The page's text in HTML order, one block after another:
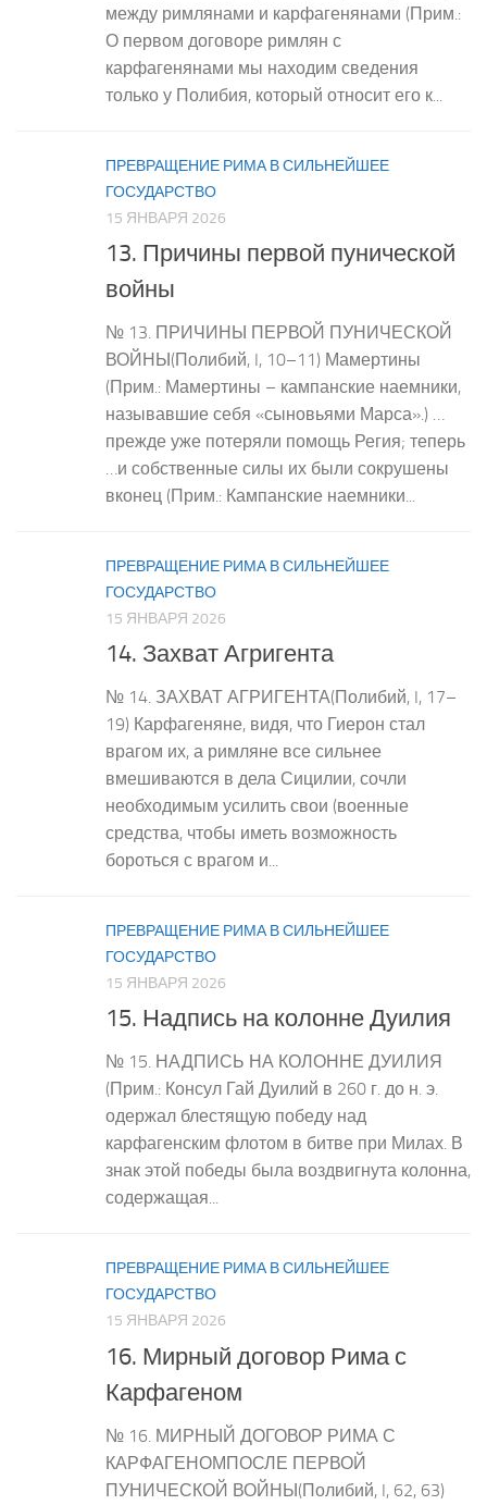
между римлянами и карфагенянами (Прим.:
О первом договоре римлян с
карфагенянами мы находим сведения
только у Полибия, который относит его к...
ПРЕВРАЩЕНИЕ РИМА В СИЛЬНЕЙШЕЕ
ГОСУДАРСТВО
15 ЯНВАРЯ 2026
13. Причины первой пунической
войны
№ 13. ПРИЧИНЫ ПЕРВОЙ ПУНИЧЕСКОЙ
ВОЙНЫ(Полибий, I, 10–11) Мамертины
(Прим.: Мамертины – кампанские наемники,
называвшие себя «сыновьями Марса».) …
прежде уже потеряли помощь Регия; теперь
…и собственные силы их были сокрушены
вконец (Прим.: Кампанские наемники...
ПРЕВРАЩЕНИЕ РИМА В СИЛЬНЕЙШЕЕ
ГОСУДАРСТВО
15 ЯНВАРЯ 2026
14. Захват Агригента
№ 14. ЗАХВАТ АГРИГЕНТА(Полибий, I, 17–
19) Карфагеняне, видя, что Гиерон стал
врагом их, а римляне все сильнее
вмешиваются в дела Сицилии, сочли
необходимым усилить свои (военные
средства, чтобы иметь возможность
бороться с врагом и...
ПРЕВРАЩЕНИЕ РИМА В СИЛЬНЕЙШЕЕ
ГОСУДАРСТВО
15 ЯНВАРЯ 2026
15. Надпись на колонне Дуилия
№ 15. НАДПИСЬ НА КОЛОННЕ ДУИЛИЯ
(Прим.: Консул Гай Дуилий в 260 г. до н. э.
одержал блестящую победу над
карфагенским флотом в битве при Милах. В
знак этой победы была воздвигнута колонна,
содержащая...
ПРЕВРАЩЕНИЕ РИМА В СИЛЬНЕЙШЕЕ
ГОСУДАРСТВО
15 ЯНВАРЯ 2026
16. Мирный договор Рима с
Карфагеном
№ 16. МИРНЫЙ ДОГОВОР РИМА С
КАРФАГЕНОМПОСЛЕ ПЕРВОЙ
ПУНИЧЕСКОЙ ВОЙНЫ(Полибий, I, 62, 63)